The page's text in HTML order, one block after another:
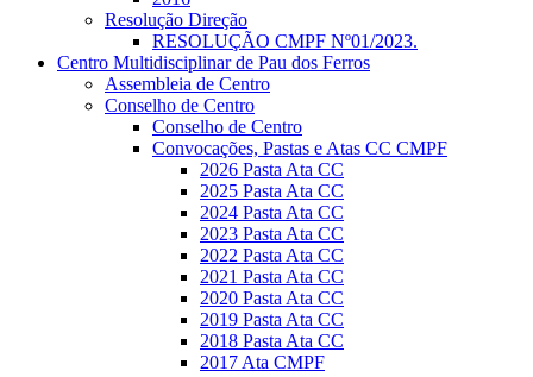
Resolução Direção
RESOLUÇÃO CMPF Nº01/2023.
Centro Multidisciplinar de Pau dos Ferros
Assembleia de Centro
Conselho de Centro
Conselho de Centro
Convocações, Pastas e Atas CC CMPF
2026 Pasta Ata CC
2025 Pasta Ata CC
2024 Pasta Ata CC
2023 Pasta Ata CC
2022 Pasta Ata CC
2021 Pasta Ata CC
2020 Pasta Ata CC
2019 Pasta Ata CC
2018 Pasta Ata CC
2017 Ata CMPF